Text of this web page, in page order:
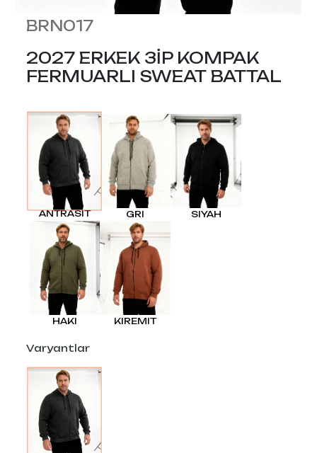
BRN017
2027 ERKEK 3İP KOMPAK
FERMUARLI SWEAT BATTAL
ANTRASIT GRI SIYAH
HAKI KIREMIT
Varyantlar